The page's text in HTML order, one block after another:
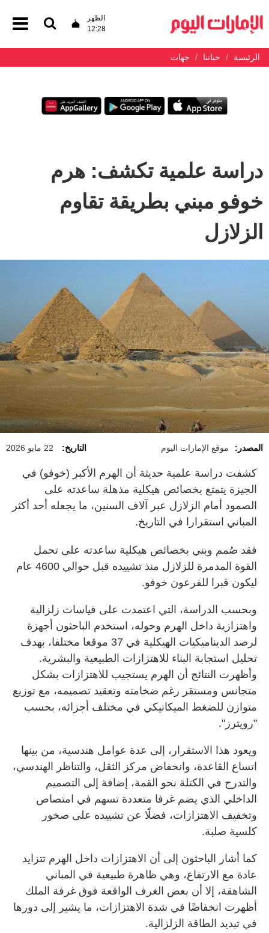
الظهر
12:28
الرئيسة حياتنا جهات
دراسة علمية تكشف: هرم
خوفو مبني بطريقة تقاوم
الزلازل
المصدر: موقع الإمارات اليوم التاريخ: 22 مايو 2026
كشفت دراسة علمية حديثة أن الهرم الأكبر (خوفو) في
الجيزة يتمتع بخصائص هيكلية مذهلة ساعدته على
الصمود أمام الزلازل عبر آلاف السنين، ما يجعله أحد أكثر
المباني استقرارا في التاريخ.
فقد صُمم وبني بخصائص هيكلية ساعدته على تحمل
القوة المدمرة للزلازل منذ تشييده قبل حوالي 4600 عام
ليكون قبرا للفرعون خوفو.
وبحسب الدراسة، التي اعتمدت على قياسات زلزالية
واهتزازية داخل الهرم وحوله، استخدم الباحثون أجهزة
لرصد الديناميكيات الهيكلية في 37 موقعا مختلفا، بهدف
تحليل استجابة البناء للاهتزازات الطبيعية والبشرية.
وأظهرت النتائج أن الهرم يستجيب للاهتزازات بشكل
متجانس ومستقر رغم ضخامته وتعقيد تصميمه، مع توزيع
متوازن للضغط الميكانيكي في مختلف أجزائه، بحسب
"رويترز".
ويعود هذا الاستقرار، إلى عدة عوامل هندسية، من بينها
اتساع القاعدة، وانخفاض مركز الثقل، والتناظر الهندسي،
والتدرج في الكتلة نحو القمة، إضافة إلى التصميم
الداخلي الذي يضم غرفا متعددة تسهم في امتصاص
وتخفيف الاهتزازات، فضلًا عن تشييده على صخور
كلسية صلبة.
كما أشار الباحثون إلى أن الاهتزازات داخل الهرم تتزايد
عادة مع الارتفاع، وهي ظاهرة طبيعية في المباني
الشاهقة، إلا أن بعض الغرف الواقعة فوق غرفة الملك
أظهرت انخفاضًا في شدة الاهتزازات، ما يشير إلى دورها
في تبديد الطاقة الزلزالية.